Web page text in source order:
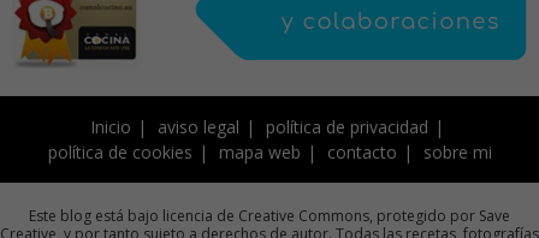
Inicio aviso legal
política de privacidad
política de cookies
mapa web contacto sobre mi
Este blog está bajo licencia de Creative Commons, protegido por Save
Creative, y por tanto sujeto a derechos de autor. Todas las recetas, fotografías